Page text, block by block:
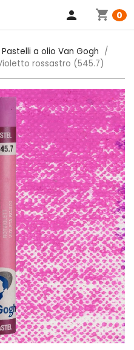
shopping_cart 0
person
Pastelli a olio Van Gogh
rossastro (545.7)